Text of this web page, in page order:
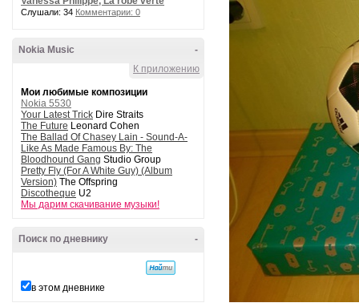
Слушали: 34 Комментарии: 0
-
Nokia Music
К приложению
Мои любимые композиции
Nokia 5530
Your Latest Trick Dire Straits
The Future Leonard Cohen
The Ballad Of Chasey Lain - Sound-A-
Like As Made Famous By: The
Bloodhound Gang Studio Group
Pretty Fly (For A White Guy) (Album
Version) The Offspring
Discotheque U2
Мы дарим скачивание музыки!
-
Поиск по дневнику
в этом дневнике